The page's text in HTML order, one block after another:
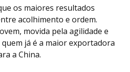
os maiores resultados
acolhimento e ordem.
movida pela agilidade e
já é a maior exportadora
a China.